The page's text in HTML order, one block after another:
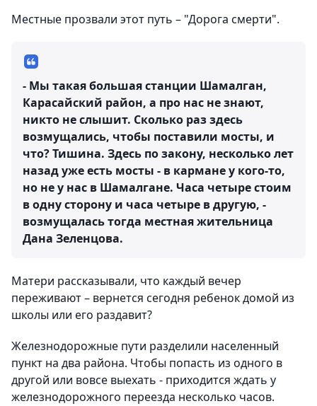
Местные прозвали этот путь – "Дорога смерти".
- Мы такая большая станции Шамалган,
Карасайский район, а про нас не знают,
никто не слышит. Сколько раз здесь
возмущались, чтобы поставили мосты, и
что? Тишина. Здесь по закону, несколько лет
назад уже есть мосты - в кармане у кого-то,
но не у нас в Шамалгане. Часа четыре стоим
в одну сторону и часа четыре в другую, -
возмущалась тогда местная жительница
Дана Зеленцова.
Матери рассказывали, что каждый вечер
переживают – вернется сегодня ребенок домой из
школы или его раздавит?
Железнодорожные пути разделили населенный
пункт на два района. Чтобы попасть из одного в
другой или вовсе выехать - приходится ждать у
железнодорожного переезда несколько часов.